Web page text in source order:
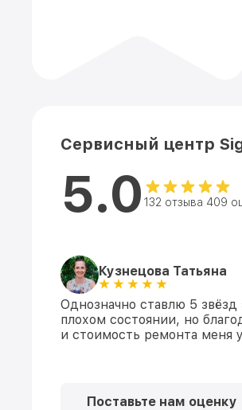
Сервисный центр
5.0 132 отзыва 409
Кузнецова Татьяна
Однозначно ставлю 5
плохом состоянии, но
и стоимость ремонта меня
Поставьте нам оценку